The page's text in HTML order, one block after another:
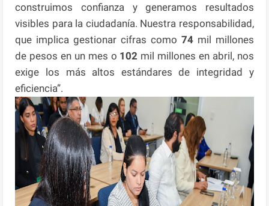
construimos confianza y generamos resultados
visibles para la ciudadanía. Nuestra responsabilidad,
que implica gestionar cifras como 74 mil millones
de pesos en un mes o 102 mil millones en abril, nos
exige los más altos estándares de integridad y
eficiencia”.